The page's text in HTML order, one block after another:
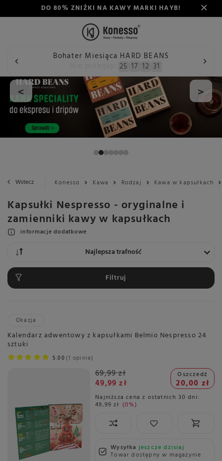
DO 80% ZNIŻKI NA KAWY MARKI HAYB!
Bohater Miesiąca HARD BEANS
25 17 12 30
< >
Wstecz Konesso Kawa Rodzaj Kawa w kapsułkach
Kapsułki Nespresso - oryginalne i
zamienniki kawy w kapsułkach
informacje dodatkowe
Zmień sortowanie
Najlepsza trafność
Filtruj
Okazja
Kalendarz adwentowy z kapsułkami Belmio Nespresso 24
sztuki
5.00 1 opinie
69,99 zł
49,99 zł
Oszczedź
20,00 zł
Najniższa cena z ostatnich 30 dni:
49,99 zł 0%
Wysyłkajeszcze dzisiaj
Towar dostępny w magazynie